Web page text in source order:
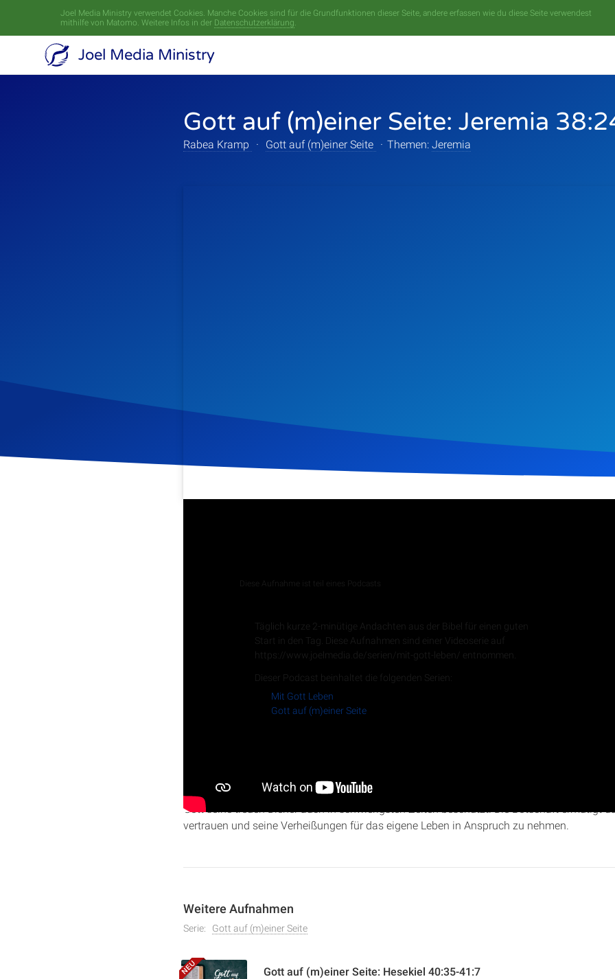
Joel Media Ministry verwendet Cookies. Manche Cookies sind für die Grundfunktionen dieser Seite, andere erfassen wie du diese Seite verwendest
mithilfe von Matomo. Weitere Infos in der Datenschutzerklärung.
Joel Media Ministry
Gott auf (m)einer Seite: Jeremia
Rabea Kramp · Gott auf (m)einer Seite · Themen: Jeremia
Diese Aufnahme ist teil eines Podcasts
Täglich kurze 2-minütige Andachten aus der Bibel für einen guten
Start in den Tag. Diese Aufnahmen sind einer Videoserie auf
https://www.joelmedia.de/serien/mit-gott-leben/ entnommen.
Dieser Podcast beinhaltet die folgenden Serien:
Mit Gott Leben
Gott auf (m)einer Seite
Schicksal des Propheten Jeremia beschreiben. Es wird gezeigt, wie sich biblische
Gott seine treuen Diener auch in schwierigsten Zeiten beschützt. Die Botschaft ermutigt
vertrauen und seine Verheißungen für das eigene Leben in Anspruch zu nehmen.
Weitere Aufnahmen
Serie: Gott auf (m)einer Seite
Gott auf (m)einer Seite: Hesekiel 40:35-41:7